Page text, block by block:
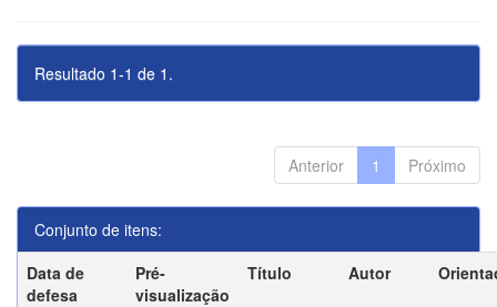
Resultado 1-1 de 1.
Anterior 1 Próximo
Conjunto de itens:
Data de
defesa
Pré-
visualização
Título Autor